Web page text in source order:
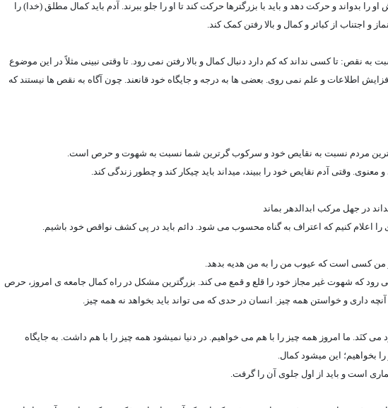
را بدواند و حرکت دهد و باید با بزرگترها حرکت کند تا او را جلو ببرند. آدم باید کمال مطلق (خدا) را
و اجتناب از کبائر و کمال و بالا رفتن کمک کند.
تا کسی نداند که کم دارد دنبال کمال و بالا رفتن نمی رود. تا وقتی نبینی مثلاً در این موضوع
اطلاعات و علم نمی روی. بعضی ها به درجه و جایگاه خود قانعند. چون آگاه به نقص ها نیستند که
مردم نسبت به نقایص خود و سرکوب گرترین شما نسبت به شهوت و حرص است.
معنوی. وقتی آدم نقایص خود را ببیند، میداند باید چیکار کند و چطور زندگی کند.
در جهل مرکب ابدالدهر بماند
اعلام کنیم که اعتراف به گناه محسوب می شود. دائم باید در پی کشف نواقص خود باشیم.
من کسی است که عیوب من را به من هدیه بدهد.
که شهوت غیر مجاز خود را قلع و قمع می کند. بزرگترین مشکل در راه کمال جامعه ی امروز، حرص
داری و خواستن همه چیز. انسان در حدی که می تواند باید بخواهد نه همه چیز.
کنَد. ما امروز همه چیز را با هم می خواهیم. در دنیا نمیشود همه چیز را با هم داشت. به جایگاه
بخواهیم؛ این میشود کمال.
است و باید از اول جلوی آن را گرفت.